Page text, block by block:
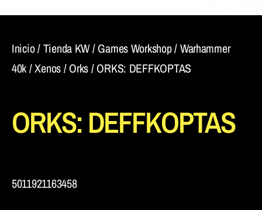
Inicio/Tienda KW/Games Workshop/Warhammer
40k/Xenos/Orks/ ORKS: DEFFKOPTAS
ORKS: DEFFKOPTAS
5011921163458